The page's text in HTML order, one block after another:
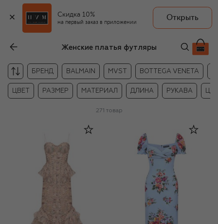
Скидка 10%
на первый заказ в приложении
Открыть
Женские платья футляры
БРЕНД BALMAIN MVST BOTTEGA VENETA
ЦВЕТ РАЗМЕР МАТЕРИАЛ ДЛИНА РУКАВА
271 товар